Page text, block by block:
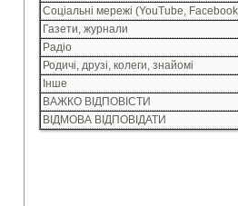
Соціальні мережі (YouTube,
Газети, журнали
Радіо
Родичі, друзі, колеги, знайомі
Інше
ВАЖКО ВІДПОВІСТИ
ВІДМОВА ВІДПОВІДАТИ